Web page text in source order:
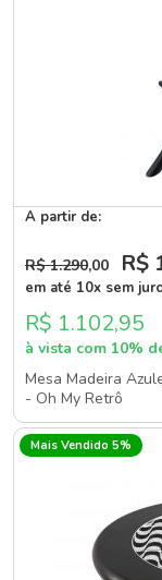
A partir de:
R$ 1.290,00 R$
em até 10x sem
R$ 1.102,95
à vista com 10%
Mesa Madeira
- Oh My Retrô
Mais Vendido 5%